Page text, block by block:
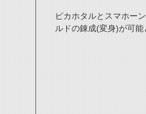
ピカホタルとスマホー
ルドの錬成(変身)が可能